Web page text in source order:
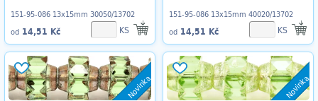
151-95-086 13x15mm 30050/13702
od 14,51 Kč KS
151-95-086 13x15mm 40020/13702
od 14,51 Kč KS
Novinka Novinka